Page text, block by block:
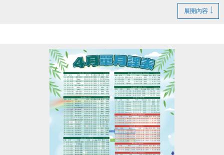
◆【舊生定義】
報名完整3-4月期課、4月單月課程
且開班成功，無中途退費之學員
04/11-04/30 不分新舊生
APP報名享95折優惠
04/30 前 本期臨櫃報名
展開內容